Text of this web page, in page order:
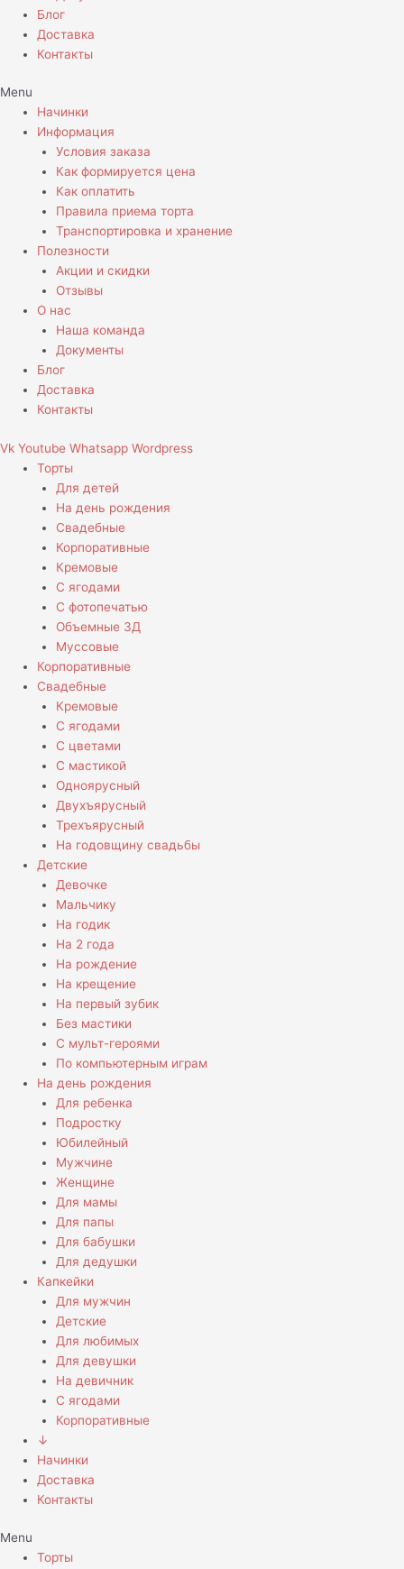
Блог
Доставка
Контакты
Menu
Начинки
Информация
Условия заказа
Как формируется цена
Как оплатить
Правила приема торта
Транспортировка и хранение
Полезности
Акции и скидки
Отзывы
О нас
Наша команда
Документы
Блог
Доставка
Контакты
Vk Youtube Whatsapp Wordpress
Торты
Для детей
На день рождения
Свадебные
Корпоративные
Кремовые
С ягодами
С фотопечатью
Объемные 3Д
Муссовые
Корпоративные
Свадебные
Кремовые
С ягодами
С цветами
С мастикой
Одноярусный
Двухъярусный
Трехъярусный
На годовщину свадьбы
Детские
Девочке
Мальчику
На годик
На 2 года
На рождение
На крещение
На первый зубик
Без мастики
С мульт-героями
По компьютерным играм
На день рождения
Для ребенка
Подростку
Юбилейный
Мужчине
Женщине
Для мамы
Для папы
Для бабушки
Для дедушки
Капкейки
Для мужчин
Детские
Для любимых
Для девушки
На девичник
С ягодами
Корпоративные
↓
Начинки
Доставка
Контакты
Menu
Торты